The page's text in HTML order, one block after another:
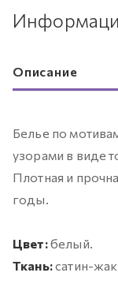
Описание
Белье по
узорами в виде
Плотная и
годы.
Цвет:белый.
Ткань:сатин-